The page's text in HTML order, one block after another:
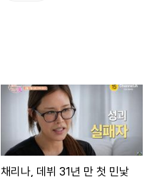
채리나, 데뷔 31년 만 첫 민낯